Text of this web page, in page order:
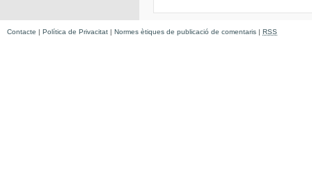
Contacte | Política de Privacitat | Normes ètiques de publicació de comentaris | RSS